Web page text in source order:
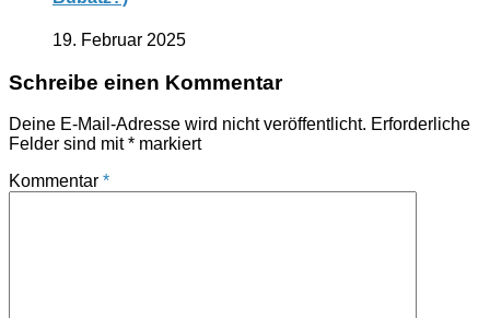
19. Februar 2025
Schreibe einen Kommentar
Deine E-Mail-Adresse wird nicht veröffentlicht. Erforderliche
Felder sind mit* markiert
Kommentar *